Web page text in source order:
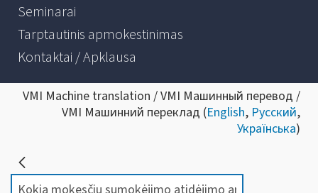
Seminarai
Tarptautinis apmokestinimas
Kontaktai / Apklausa
VMI Machine translation / VMI Машинный перевод /
VMI Машинний переклад (English, Русский,
Українська)